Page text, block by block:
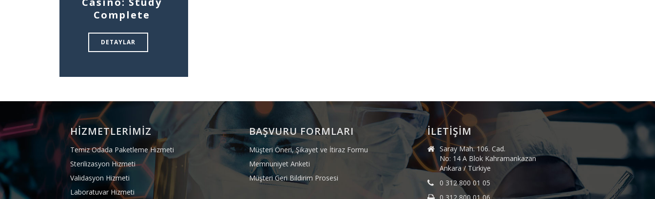
Complete
DETAYLAR
HİZMETLERİMİZ
Temiz Odada Paketleme Hizmeti
Sterilizasyon Hizmeti
Validasyon Hizmeti
Laboratuvar Hizmeti
BAŞVURU FORMLARI
Müşteri Öneri, Şikayet ve İtiraz Formu
Memnuniyet Anketi
Müşteri Geri Bildirim Prosesi
İLETİŞİM
Saray Mah. 106. Cad.
No: 14 A Blok Kahramankazan
Ankara / Türkiye
0 312 800 01 05